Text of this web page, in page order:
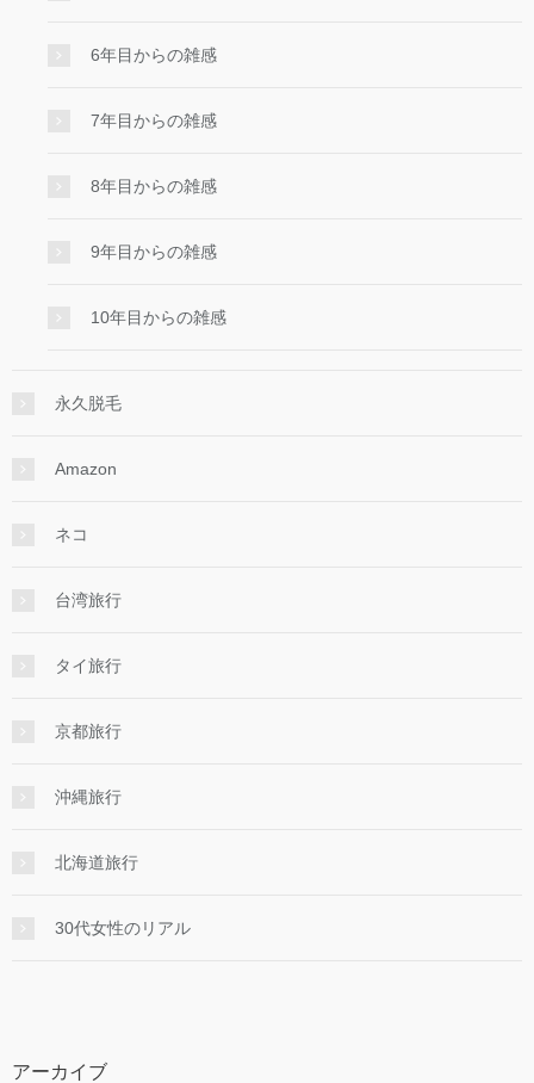
6年目からの雑感
7年目からの雑感
8年目からの雑感
9年目からの雑感
10年目からの雑感
永久脱毛
Amazon
ネコ
台湾旅行
タイ旅行
京都旅行
沖縄旅行
北海道旅行
30代女性のリアル
アーカイブ